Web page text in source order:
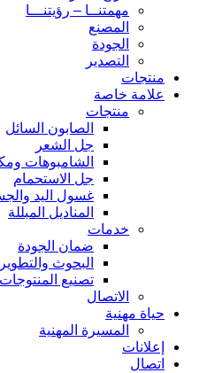
مهمتنــا – رؤيتنـــا
المصنع
الجودة
التصدير
منتجات
علامة خاصة
منتجات
الصابون السائل
جل الشعر
الشامبوهات
جل الاستحمام
غسول اليد
المناديل المبللة
خدمات
ضمان الجودة
البحوث والتطوير
تصنيع المنتوجات
الاتصال
حياة مهنية
المسيرة المهنية
إعلانات
اتصال